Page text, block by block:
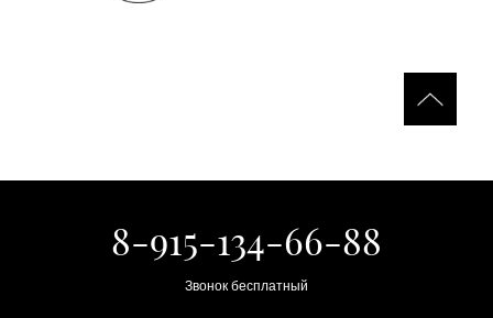
8-915-134-66-88
Звонок бесплатный